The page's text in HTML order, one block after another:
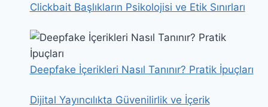
Clickbait Başlıkların Psikolojisi ve Etik Sınırları
Deepfake İçerikleri Nasıl Tanınır? Pratik İpuçları
Dijital Yayıncılıkta Güvenilirlik ve İçerik